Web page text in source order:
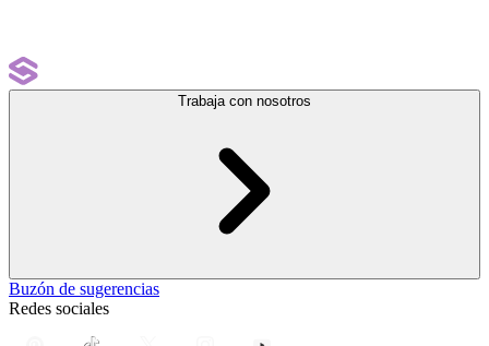
Trabaja con nosotros
Buzón de sugerencias
Redes sociales